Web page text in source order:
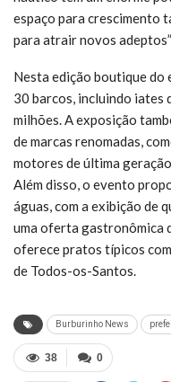
espaço para crescimento
para atrair novos
Nesta edição boutique do
30 barcos, incluindo iates
milhões. A exposição
de marcas renomadas,
motores de última
Além disso, o evento
águas, com a exibição de
uma oferta gastronômica
oferece pratos típicos
de Todos-os-Santos.
Burburinho News
0
38